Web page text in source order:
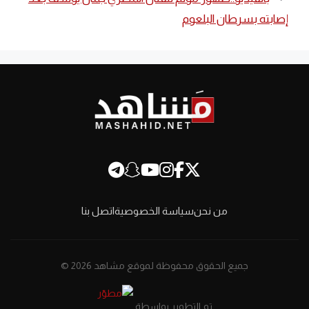
إصابته بسرطان البلعوم
من نحنسياسة الخصوصيةاتصل بنا
جميع الحقوق محفوظة لموقع مشاهد 2026 ©
تم التطوير بواسطة